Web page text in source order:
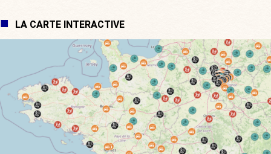
LA CARTE INTERACTIVE